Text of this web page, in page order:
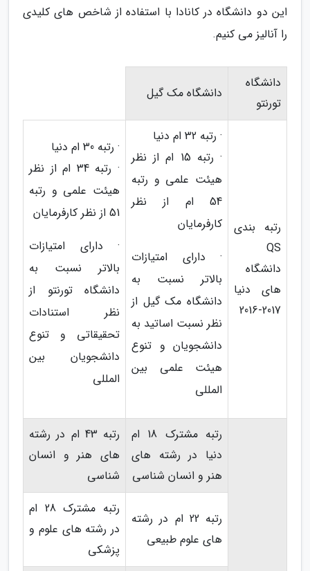
این دو دانشگاه در کانادا با استفاده از شاخص های کلیدی
را آنالیز می کنیم.
دانشگاه
تورنتو
دانشگاه مک گیل
رتبه بندی
QS
دانشگاه
های دنیا
2017-2016
· رتبه 32 ام دنیا
· رتبه 15 ام از نظر
هیئت علمی و رتبه
54 ام از نظر
کارفرمایان
· دارای امتیازات
بالاتر نسبت به
دانشگاه مک گیل از
نظر نسبت اساتید به
دانشجویان و تنوع
هیئت علمی بین
المللی
· رتبه 30 ام دنیا
· رتبه 34 ام از نظر
هیئت علمی و رتبه
51 از نظر کارفرمایان
· دارای امتیازات
بالاتر نسبت به
دانشگاه تورنتو از
نظر استنادات
تحقیقاتی و تنوع
دانشجویان بین
المللی
رتبه مشترک 18 ام
دنیا در رشته های
هنر و انسان شناسی
رتبه 43 ام در رشته
های هنر و انسان
شناسی
رتبه 22 ام در رشته
های علوم طبیعی
رتبه مشترک 28 ام
در رشته های علوم و
پزشکی